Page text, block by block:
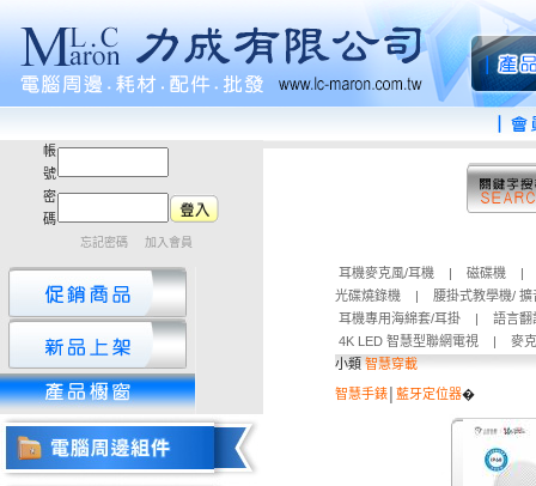
帳
號
密
碼
忘記密碼 加入會員
耳機麥克風/耳機 | 磁碟機 |
光碟燒錄機
|
腰掛式教學機/
耳機專用海綿套/耳掛
|
語言
4K LED 智慧型聯網電視
|
麥
小類 智慧穿載
智慧手錶 藍牙定位器�